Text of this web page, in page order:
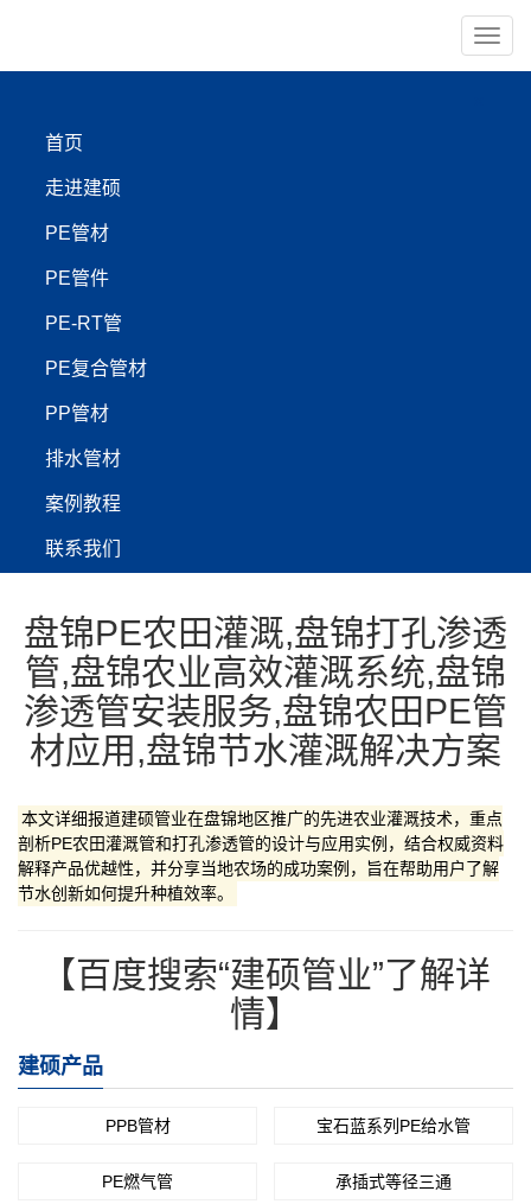
导
首页
走进建硕
PE管材
PE管件
PE-RT管
PE复合管材
PP管材
排水管材
案例教程
联系我们
PE-RT管
【管材服务:400-999-4440】
盘锦建硕管业创新推出高
效农田灌溉方案：PE管材
渗透技术驱动农业节水革
命
盘锦PE农田灌溉,盘锦打孔渗透
管,盘锦农业高效灌溉系统,盘锦
渗透管安装服务,盘锦农田PE管
材应用,盘锦节水灌溉解决方案
本文详细报道建硕管业在盘锦地区推广的先进农业灌溉技术，重点
剖析PE农田灌溉管和打孔渗透管的设计与应用实例，结合权威资料
解释产品优越性，并分享当地农场的成功案例，旨在帮助用户了解
节水创新如何提升种植效率。
【百度搜索“建硕管业”了解详
情】
建硕产品
PPB管材 宝石蓝系列PE给水管
PE燃气管 承插式等径三通